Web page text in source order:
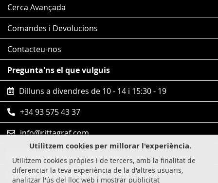
Utilitzem cookies per millorar l'experiència.
Utilitzem cookies pròpies i de tercers, amb la finalitat de
diferenciar la teva experiència de la d'altres usuaris,
analitzar l'ús del lloc web i mostrar publicitat
Cerca Avançada
Comandes i Devolucions
Contacteu-nos
Pregunta'ns el que vulguis
Dilluns a divendres de 10 - 14 i 15:30 - 19
+34 93 575 43 37
info@rittagraf.com
Compres 100% segures